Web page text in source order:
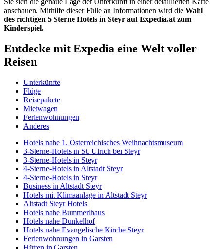
Sie sich die genaue Lage der Unterkunft in einer detaillierten Karte
anschauen. Mithilfe dieser Fülle an Informationen wird die Wahl
des richtigen 5 Sterne Hotels in Steyr auf Expedia.at zum
Kinderspiel.
Entdecke mit Expedia eine Welt voller
Reisen
Unterkünfte
Flüge
Reisepakete
Mietwagen
Ferienwohnungen
Anderes
Hotels nahe 1. Österreichisches Weihnachtsmuseum
3-Sterne-Hotels in St. Ulrich bei Steyr
3-Sterne-Hotels in Steyr
4-Sterne-Hotels in Altstadt Steyr
4-Sterne-Hotels in Steyr
Business in Altstadt Steyr
Hotels mit Klimaanlage in Altstadt Steyr
Altstadt Steyr Hotels
Hotels nahe Bummerlhaus
Hotels nahe Dunkelhof
Hotels nahe Evangelische Kirche Steyr
Ferienwohnungen in Garsten
Hütten in Garsten